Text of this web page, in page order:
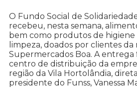
O Fundo Social de
recebeu, nesta semana,
bem como produtos de higiene
limpeza, doados por clientes da
Supermercados Boa. A entrega
centro de distribuição da
região da Vila Hortolândia,
presidente do Funss, Vanessa